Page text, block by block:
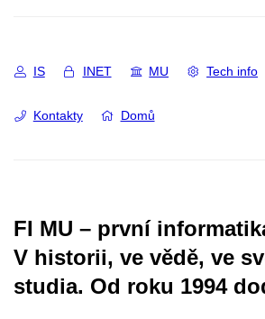
IS INET MU Tech info
Kontakty Domů
FI MU – první
V historii, ve vědě, ve
studia. Od roku 1994